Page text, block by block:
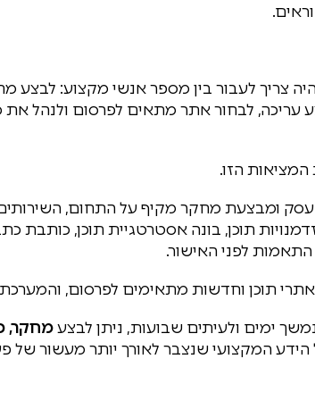
צריך לעבור בין מספר אנשי מקצוע: לבצע
עריכה, לבחור אתר מתאים לפרסום ולנהל את
ומבצעת מחקר מקיף על התחום,
תוכן, בונה אסטרטגיית תוכן, כותבת
לפני האישור.
אתרי תוכן וחדשות מתאימים לפרסום,
ימים ולעיתים שבועות, ניתן לבצעמחקר,
המקצועי שנצבר לאורך יותר מעשור של